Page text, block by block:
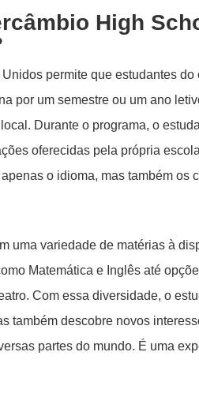
High
permite que estudantes do
por um semestre ou um ano
Durante o programa, o
oferecidas pela própria
o idioma, mas também os
uma variedade de matérias à
Matemática e Inglês até
Com essa diversidade, o
também descobre novos
partes do mundo. É uma